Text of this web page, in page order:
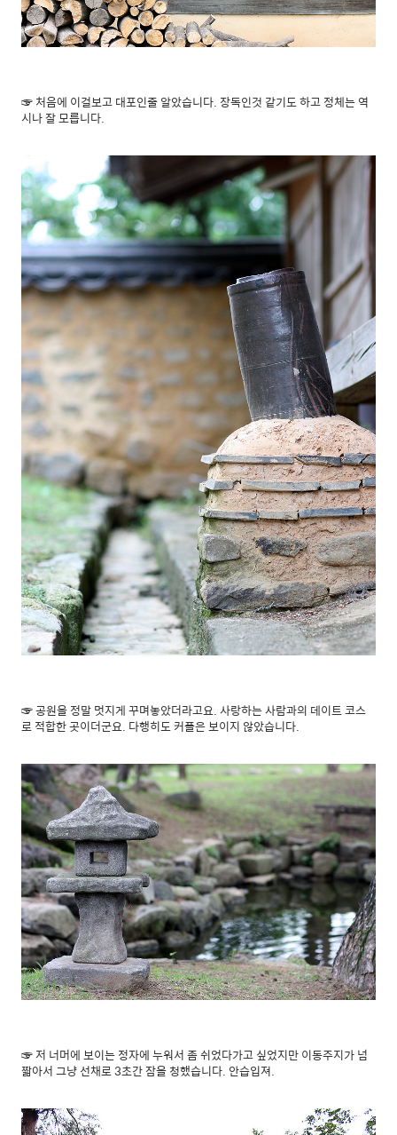
☞ 처음에 이걸보고 대포인줄 알았습니다. 장독인것 같기도 하고 정체는 역
시나 잘 모릅니다.
☞ 공원을 정말 멋지게 꾸며놓았더라고요. 사랑하는 사람과의 데이트 코스
로 적합한 곳이더군요. 다행히도 커플은 보이지 않았습니다.
☞ 저 너머에 보이는 정자에 누워서 좀 쉬었다가고 싶었지만 이동주지가 넘
짧아서 그냥 선채로 3초간 잠을 청했습니다. 안습입져.